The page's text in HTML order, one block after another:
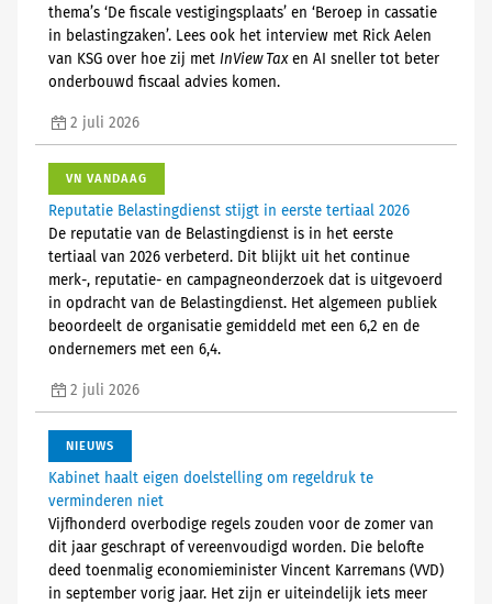
thema’s ‘De fiscale vestigingsplaats’ en ‘Beroep in cassatie
in belastingzaken’. Lees ook het interview met Rick Aelen
van KSG over hoe zij met InView Taxen AI sneller tot beter
onderbouwd fiscaal advies komen.
2 juli 2026
VN VANDAAG
Reputatie Belastingdienst stijgt in eerste tertiaal 2026
De reputatie van de Belastingdienst is in het eerste
tertiaal van 2026 verbeterd. Dit blijkt uit het continue
merk-, reputatie- en campagneonderzoek dat is uitgevoerd
in opdracht van de Belastingdienst. Het algemeen publiek
beoordeelt de organisatie gemiddeld met een 6,2 en de
ondernemers met een 6,4.
2 juli 2026
NIEUWS
Kabinet haalt eigen doelstelling om regeldruk te
verminderen niet
Vijfhonderd overbodige regels zouden voor de zomer van
dit jaar geschrapt of vereenvoudigd worden. Die belofte
deed toenmalig economieminister Vincent Karremans (VVD)
in september vorig jaar. Het zijn er uiteindelijk iets meer